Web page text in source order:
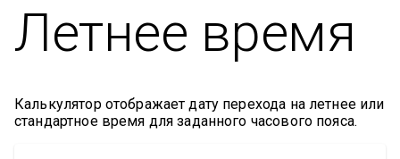
Летнее время
Калькулятор отображает дату перехода на летнее или
стандартное время для заданного часового пояса.